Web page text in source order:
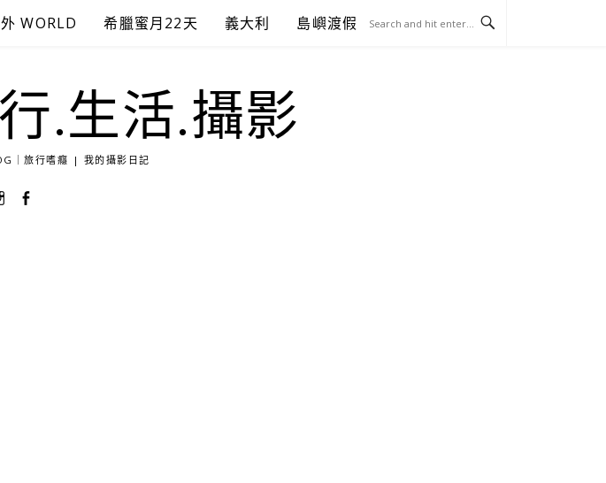
WORLD 希臘蜜月22天 義大利 島嶼渡假
.生活.攝影
｜旅行嗜癮 | 我的攝影日記
選